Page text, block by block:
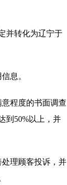
并转化为辽宁于
息。
程度的书面调查
到50%以上，并
理顾客投诉，并